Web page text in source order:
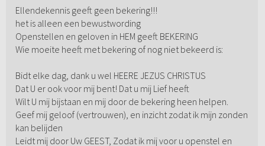
Ellendekennis geeft geen bekering!!!
het is alleen een bewustwording
Openstellen en geloven in HEM geeft BEKERING
Wie moeite heeft met bekering of nog niet bekeerd is:
Bidt elke dag, dank u wel HEERE JEZUS CHRISTUS
Dat U er ook voor mij bent! Dat u mij Lief heeft
Wilt U mij bijstaan en mij door de bekering heen helpen.
Geef mij geloof (vertrouwen), en inzicht zodat ik mijn zonden
kan belijden
Leidt mij door Uw GEEST, Zodat ik mij voor u openstel en